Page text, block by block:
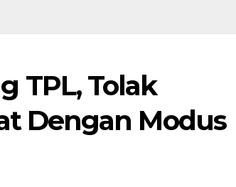
TPL, Tolak
Dengan Modus